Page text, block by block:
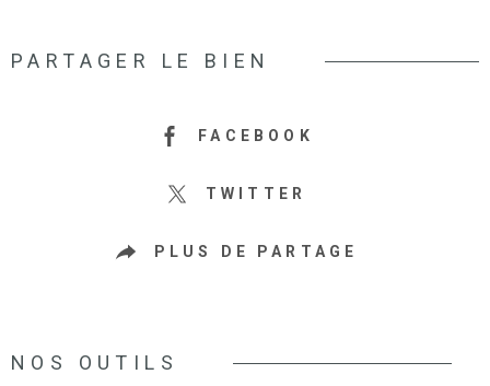
PARTAGER LE BIEN
FACEBOOK
TWITTER
PLUS DE PARTAGE
NOS OUTILS